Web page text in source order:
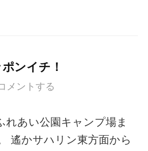
ンイチ！
メントする
れあい公園キャンプ場ま
遙かサハリン東方面から